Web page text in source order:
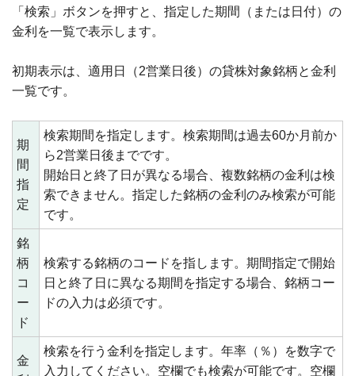
「検索」ボタンを押すと、指定した期間（または日付）の
金利を一覧で表示します。
初期表示は、適用日（2営業日後）の貸株対象銘柄と金利
一覧です。
期
間
指
定
検索期間を指定します。検索期間は過去60か月前か
ら2営業日後までです。
開始日と終了日が異なる場合、複数銘柄の金利は検
索できません。指定した銘柄の金利のみ検索が可能
です。
銘
柄
コ
ー
ド
検索する銘柄のコードを指します。期間指定で開始
日と終了日に異なる期間を指定する場合、銘柄コー
ドの入力は必須です。
金
検索を行う金利を指定します。年率（％）を数字で
入力してください。空欄でも検索が可能です。空欄